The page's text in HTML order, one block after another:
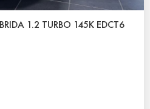
1.2 TURBO 145K EDCT6